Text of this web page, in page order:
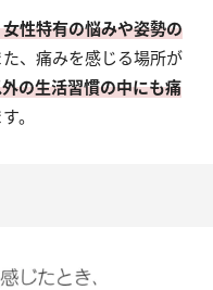
性特有の悩みや姿勢の
、痛みを感じる場所が
の生活習慣の中にも痛
。